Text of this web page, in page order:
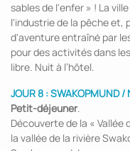
sables de l'enfer » ! La
l'industrie de la pêche et,
d'aventure entraîné par
pour des activités dans
libre. Nuit à l’hôtel.
JOUR 8 : SWAKOPMUND /
Petit-déjeuner.
Découverte de la « Vallée
la vallée de la rivière